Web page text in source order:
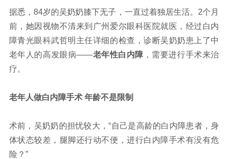
据悉，84岁的吴奶奶膝下无子，一直过着独居生活。2个月
前，她因视物不清来到广州爱尔眼科医院就医，经过白内
障青光眼科武哲明主任详细的检查，诊断吴奶奶患上了中
老年人的高发眼病——老年性白内障 ，需要进行手术来治
疗。
老年人做白内障手术 年龄不是限制
术前，吴奶奶的担忧较大，“自己是高龄的白内障患者，身
体状态较差，腿脚还行动不便，进行白内障手术有没有危
险？”